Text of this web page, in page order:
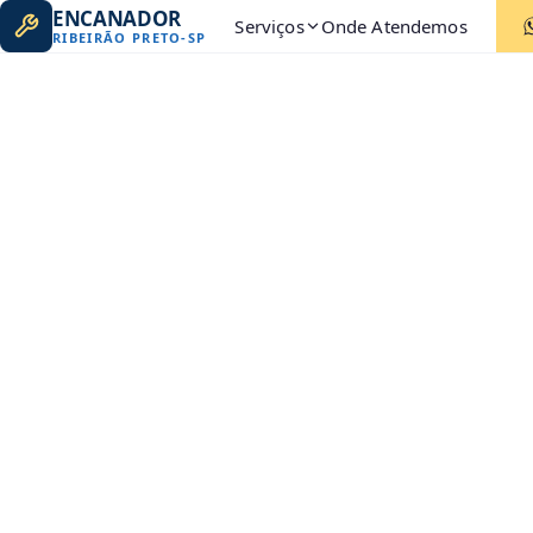
ENCANADOR
RIBEIRÃO PRETO-SP Serviços Onde Atendemos